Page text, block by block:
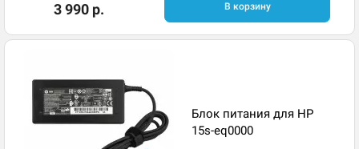
3 990 р. В корзину
Блок питания для HP
15s-eq0000